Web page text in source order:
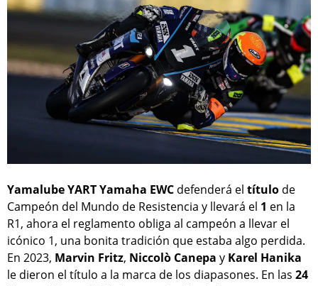
Yamalube YART Yamaha EWC defenderá el título de
Campeón del Mundo de Resistencia y llevará el 1 en la
R1, ahora el reglamento obliga al campeón a llevar el
icónico 1, una bonita tradición que estaba algo perdida.
En 2023, Marvin Fritz, Niccolò Canepa y Karel Hanika
le dieron el título a la marca de los diapasones. En las 24